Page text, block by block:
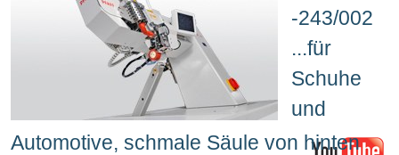
-243/002
...für
Schuhe
und
Automotive, schmale Säule von hinten